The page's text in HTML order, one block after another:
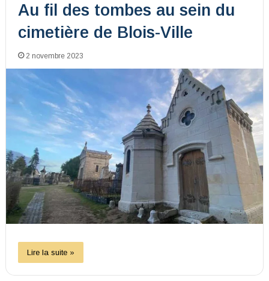
Au fil des tombes au sein du
cimetière de Blois-Ville
2 novembre 2023
Lire la suite »